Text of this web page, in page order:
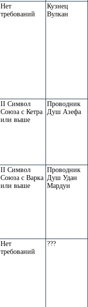
Нет
требований
Кузнец
Вулкан
II Символ
Союза с Кетра
или выше
Проводник
Душ Азефа
II Символ
Союза с Варка
или выше
Проводник
Душ Удан
Мардуи
Нет
требований
???